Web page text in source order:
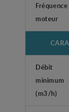
Fréquence
moteur
Débit
minimum
(m3/h)